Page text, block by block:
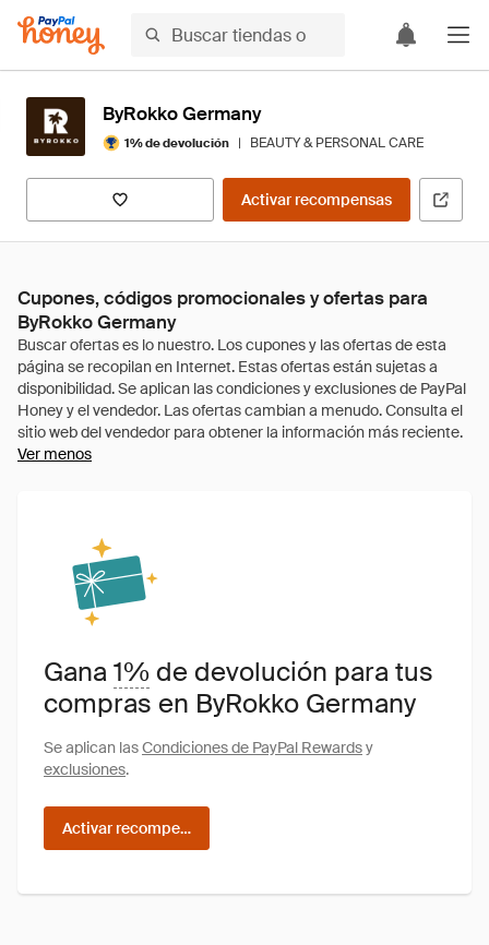
ByRokko Germany
1% de devolución | BEAUTY & PERSONAL CARE
Activar recompensas
Cupones, códigos promocionales y ofertas para
ByRokko Germany
Ver menos
Gana1% de devolución para tus
compras en ByRokko Germany
Se aplican lasCondiciones de PayPal Rewardsy
exclusiones.
Activar recompensas